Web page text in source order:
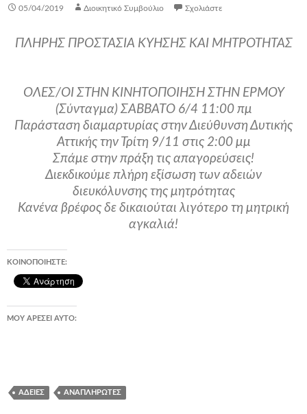
05/04/2019 Διοικητικό Συμβούλιο Σχολιάστε
ΠΛΗΡΗΣ ΠΡΟΣΤΑΣΙΑ ΚΥΗΣΗΣ ΚΑΙ ΜΗΤΡΟΤΗΤΑΣ
ΟΛΕΣ/ΟΙ ΣΤΗΝ ΚΙΝΗΤΟΠΟΙΗΣΗ ΣΤΗΝ ΕΡΜΟΥ
(Σύνταγμα) ΣΑΒΒΑΤΟ 6/4 11:00 πμ
Παράσταση διαμαρτυρίας στην Διεύθυνση Δυτικής
Αττικής την Τρίτη 9/11 στις 2:00 μμ
Σπάμε στην πράξη τις απαγορεύσεις!
Διεκδικούμε πλήρη εξίσωση των αδειών
διευκόλυνσης της μητρότητας
Κανένα βρέφος δε δικαιούται λιγότερο τη μητρική
αγκαλιά!
ΚΟΙΝΟΠΟΙΉΣΤΕ:
ΜΟΥ ΑΡΈΣΕΙ ΑΥΤΌ:
ΆΔΕΙΕΣ ΑΝΑΠΛΗΡΩΤΈΣ